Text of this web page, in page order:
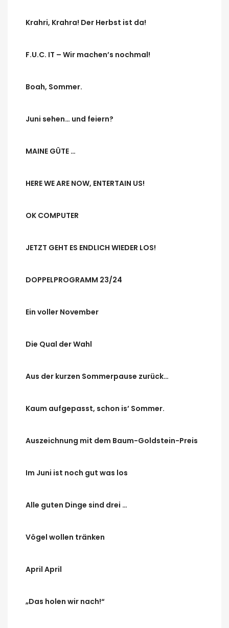
Krahri, Krahra! Der Herbst ist da!
F.U.C. IT – Wir machen’s nochmal!
Boah, Sommer.
Juni sehen… und feiern?
MAINE GÜTE …
HERE WE ARE NOW, ENTERTAIN US!
OK COMPUTER
JETZT GEHT ES ENDLICH WIEDER LOS!
DOPPELPROGRAMM 23/24
Ein voller November
Die Qual der Wahl
Aus der kurzen Sommerpause zurück…
Kaum aufgepasst, schon is’ Sommer.
Auszeichnung mit dem Baum-Goldstein-Preis
Im Juni ist noch gut was los
Alle guten Dinge sind drei …
Vögel wollen tränken
April April
„Das holen wir nach!“